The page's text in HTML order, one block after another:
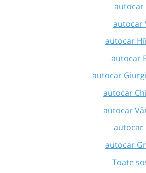
autocar
autocar
autocar
autocar
autocar
autocar
autocar
autocar
autocar
Toate